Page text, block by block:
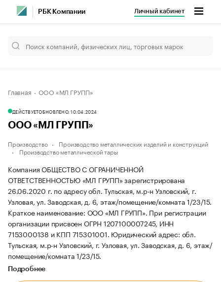
РБК Компании Личный кабинет
Главная ООО «МЛ ГРУПП»
ДЕЙСТВУЕТОБНОВЛЕНО, 10.04.2024
ООО «МЛ ГРУПП»
Производство
Производство металлических изделий и конструкций
Производство металлической тары
Компания ОБЩЕСТВО С ОГРАНИЧЕННОЙ
ОТВЕТСТВЕННОСТЬЮ «МЛ ГРУПП» зарегистрирована
26.06.2020 г. по адресу обл. Тульская, м.р-н Узловский, г.
Узловая, ул. Заводская, д. 6, этаж/помещение/комната 1/23/15.
Краткое наименование: ООО «МЛ ГРУПП». При регистрации
организации присвоен ОГРН 1207100007245, ИНН
7153000138 и КПП 715301001. Юридический адрес: обл.
Тульская, м.р-н Узловский, г. Узловая, ул. Заводская, д. 6, этаж/
помещение/комната 1/23/15.
Подробнее